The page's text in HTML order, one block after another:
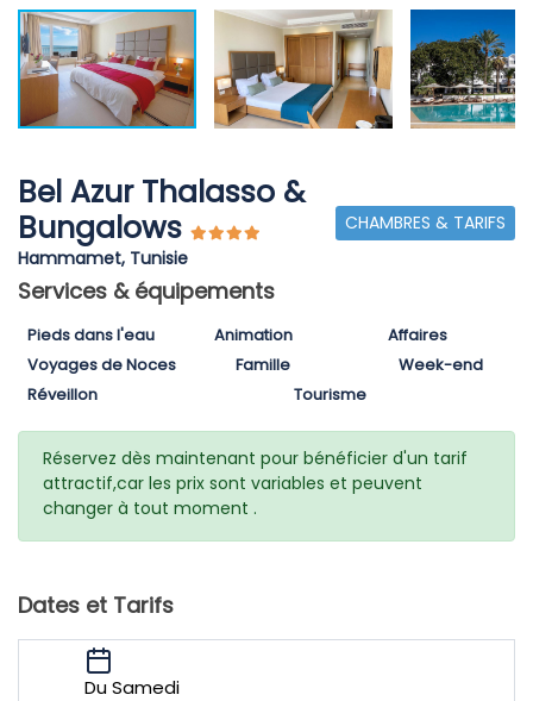
Bel Azur Thalasso &
Bungalows
Hammamet, Tunisie
CHAMBRES & TARIFS
Services & équipements
Pieds dans l'eau Animation
Affaires
Voyages de Noces
Famille
Week-end
Réveillon
Tourisme
Réservez dès maintenant pour bénéficier d'un tarif
attractif,car les prix sont variables et peuvent
changer à tout moment .
Dates et Tarifs
Du Samedi